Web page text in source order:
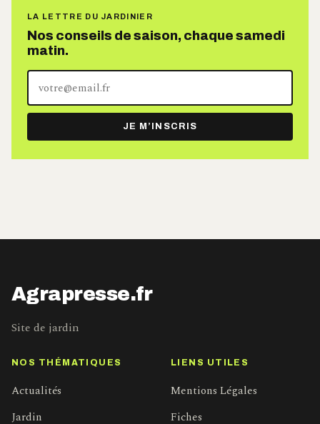
LA LETTRE DU JARDINIER
Nos conseils de saison, chaque samedi
matin.
adresse
e-
mail
JE M’INSCRIS
Agrapresse.fr
Site de jardin
NOS THÉMATIQUES
Actualités
Jardin
LIENS UTILES
Mentions Légales
Fiches